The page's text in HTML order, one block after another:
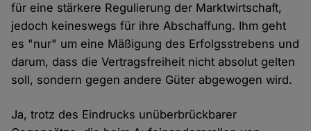
für eine stärkere Regulierung der Marktwirtschaft,
jedoch keineswegs für ihre Abschaffung. Ihm geht
es "nur" um eine Mäßigung des Erfolgsstrebens und
darum, dass die Vertragsfreiheit nicht absolut gelten
soll, sondern gegen andere Güter abgewogen wird.
Ja, trotz des Eindrucks unüberbrückbarer